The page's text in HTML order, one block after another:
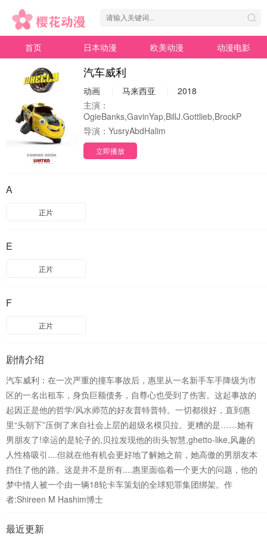
首页 日本动漫 欧美动漫 动漫电影
汽车威利
动画 马来西亚
2018
主演：
OgieBanks,GavinYap,BillJ.Gottlieb,BrockP
导演： YusryAbdHalim
立即播放
A
正片
E
正片
F
正片
剧情介绍
汽车威利：在一次严重的撞车事故后，惠里从一名新手车手降级为市
区的一名出租车，身负巨额债务，自尊心也受到了伤害。这起事故的
起因正是他的哲学/风水师范的好友普特普特。一切都很好，直到惠
里“头朝下”压倒了来自社会上层的超级名模贝拉。更糟的是……她有
男朋友了!幸运的是轮子的,贝拉发现他的街头智慧,ghetto-like,风趣的
人性格吸引....但就在他有机会更好地了解她之前，她高傲的男朋友本
挡住了他的路。这是并不是所有....惠里面临着一个更大的问题，他的
梦中情人被一个由一辆18轮卡车策划的全球犯罪集团绑架。作
者:Shireen M Hashim博士
最近更新